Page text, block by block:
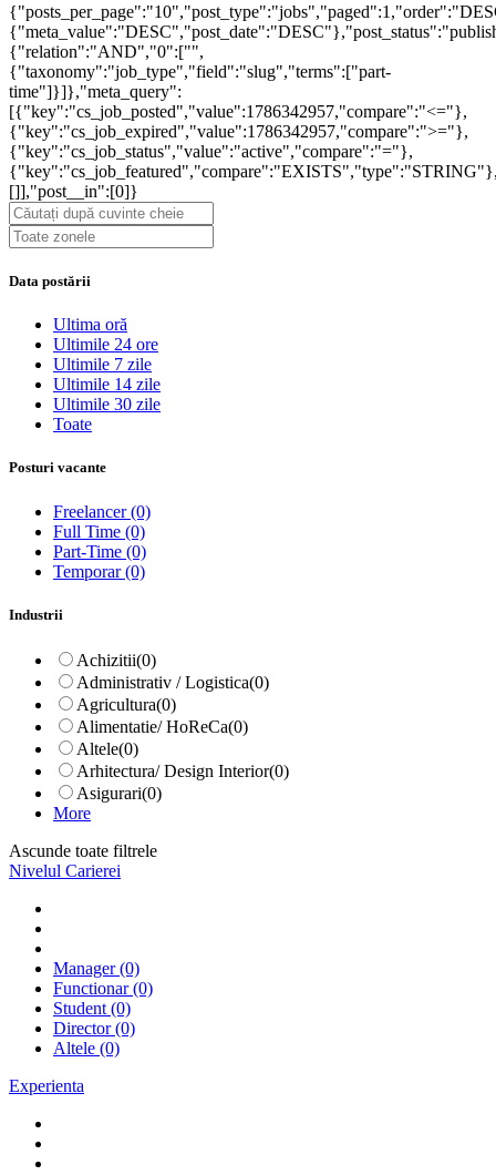
{"relation":"AND","0":["",
{"taxonomy":"job_type","field":"slug","terms":["part-
time"]}]},"meta_query":
[{"key":"cs_job_posted","value":1786342957,"compare":"<="},
{"key":"cs_job_expired","value":1786342957,"compare":">="},
{"key":"cs_job_status","value":"active","compare":"="},
[]],"post__in":[0]}
Data postării
Ultima oră
Ultimile 24 ore
Ultimile 7 zile
Ultimile 14 zile
Ultimile 30 zile
Toate
Posturi vacante
Freelancer(0)
Full Time (0)
Part-Time (0)
Temporar(0)
Industrii
Achizitii(0)
Administrativ / Logistica(0)
Agricultura(0)
Alimentatie/ HoReCa(0)
Altele(0)
Arhitectura/ Design Interior(0)
Asigurari(0)
More
Ascunde toate filtrele
Nivelul Carierei
Manager(0)
Functionar(0)
Student (0)
Director(0)
Altele (0)
Experienta